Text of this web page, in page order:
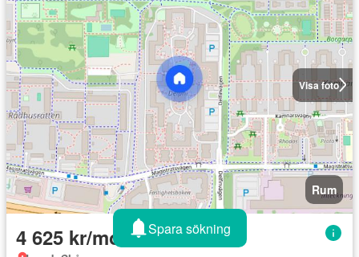
Visa foto
Rum
4 625 kr/monthSpara sökning